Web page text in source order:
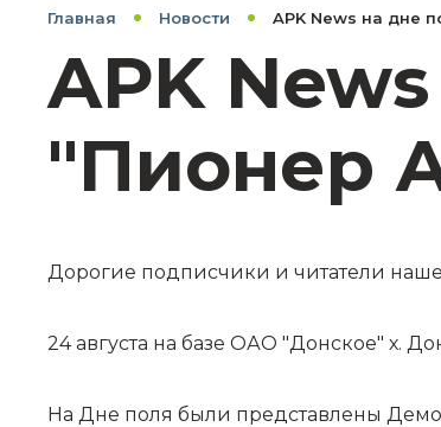
Главная Новости APK News на дне
APK
"Пионер
Дорогие подписчики и читатели
24 августа на базе ОАО "Донское" х.
На Дне поля были представлены